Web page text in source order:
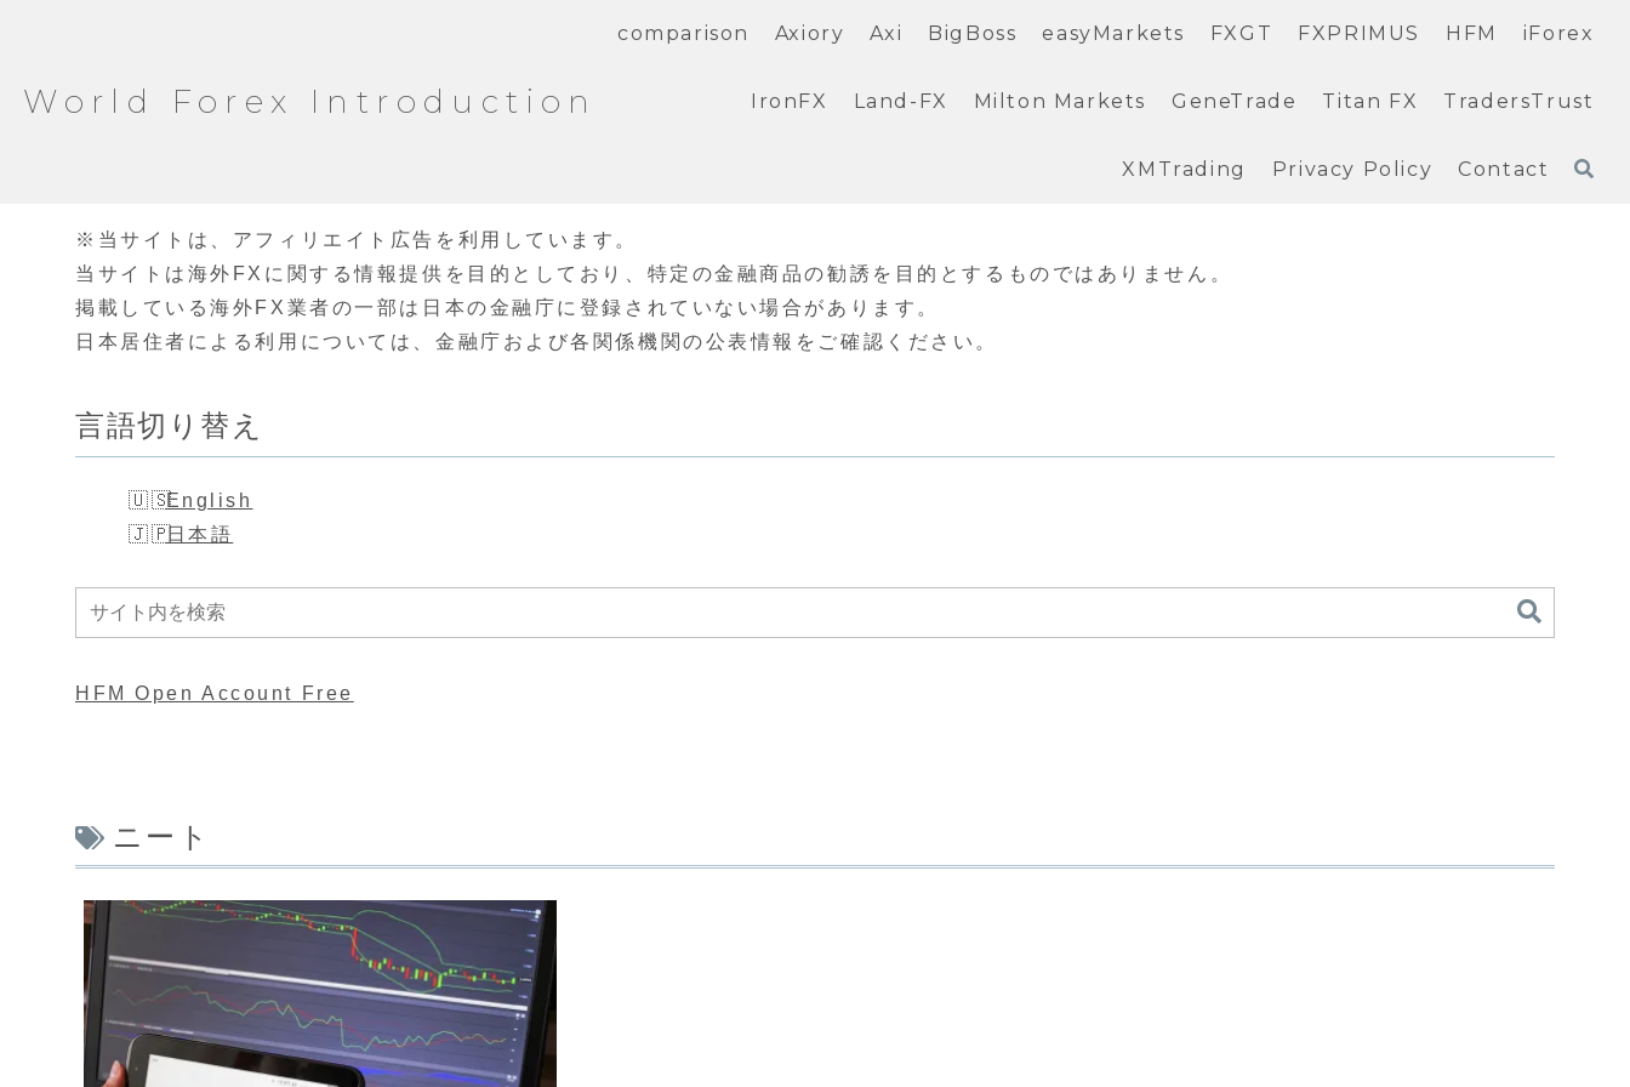
World Forex Introduction
comparison Axiory Axi BigBoss easyMarkets FXGT FXPRIMUS HFM iForex
IronFX Land-FX Milton Markets GeneTrade Titan FX TradersTrust
XMTrading Privacy Policy Contact
※当サイトは、アフィリエイト広告を利用しています。
当サイトは海外FXに関する情報提供を目的としており、特定の金融商品の勧誘を目的とするものではありません。
掲載している海外FX業者の一部は日本の金融庁に登録されていない場合があります。
日本居住者による利用については、金融庁および各関係機関の公表情報をご確認ください。
言語切り替え
English
日本語
HFM Open Account Free
ニート